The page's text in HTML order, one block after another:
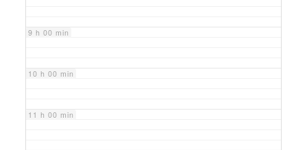
9 h 00 min
10 h 00 min
11 h 00 min